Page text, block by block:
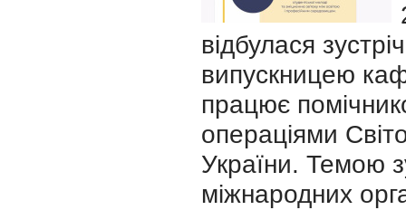
відбулася
випускницею
працює
операціями
України. Темою
міжнародних